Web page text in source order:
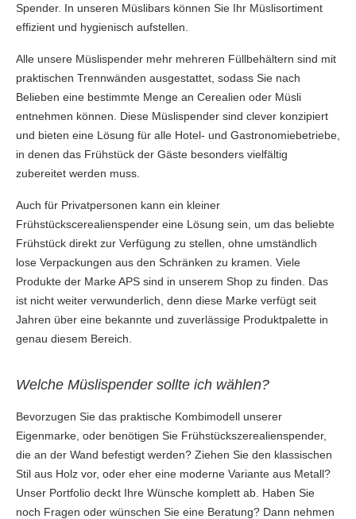
Spender. In unseren Müslibars können Sie Ihr Müslisortiment
effizient und hygienisch aufstellen.
Alle unsere Müslispender mehr mehreren Füllbehältern sind mit
praktischen Trennwänden ausgestattet, sodass Sie nach
Belieben eine bestimmte Menge an Cerealien oder Müsli
entnehmen können. Diese Müslispender sind clever konzipiert
und bieten eine Lösung für alle Hotel- und Gastronomiebetriebe,
in denen das Frühstück der Gäste besonders vielfältig
zubereitet werden muss.
Auch für Privatpersonen kann ein kleiner
Frühstückscerealienspender eine Lösung sein, um das beliebte
Frühstück direkt zur Verfügung zu stellen, ohne umständlich
lose Verpackungen aus den Schränken zu kramen. Viele
Produkte der Marke APS sind in unserem Shop zu finden. Das
ist nicht weiter verwunderlich, denn diese Marke verfügt seit
Jahren über eine bekannte und zuverlässige Produktpalette in
genau diesem Bereich.
Welche Müslispender sollte ich wählen?
Bevorzugen Sie das praktische Kombimodell unserer
Eigenmarke, oder benötigen Sie Frühstückszerealienspender,
die an der Wand befestigt werden? Ziehen Sie den klassischen
Stil aus Holz vor, oder eher eine moderne Variante aus Metall?
Unser Portfolio deckt Ihre Wünsche komplett ab. Haben Sie
noch Fragen oder wünschen Sie eine Beratung? Dann nehmen